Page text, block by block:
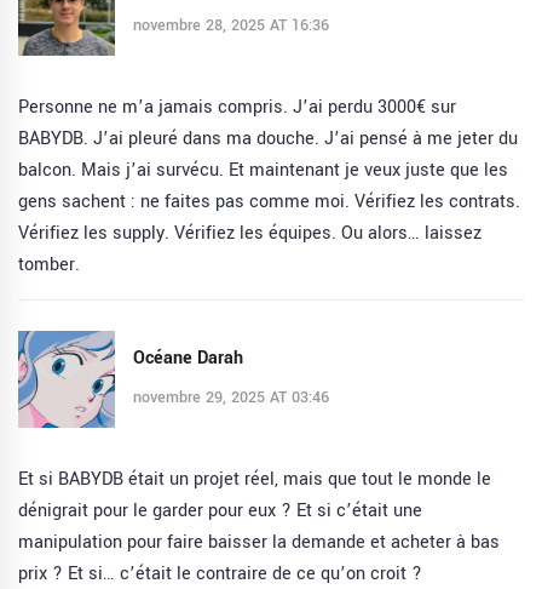
novembre 28, 2025 AT 16:36
Personne ne m’a jamais compris. J’ai perdu 3000€ sur
BABYDB. J’ai pleuré dans ma douche. J’ai pensé à me jeter du
balcon. Mais j’ai survécu. Et maintenant je veux juste que les
gens sachent : ne faites pas comme moi. Vérifiez les contrats.
Vérifiez les supply. Vérifiez les équipes. Ou alors… laissez
tomber.
Océane Darah
novembre 29, 2025 AT 03:46
Et si BABYDB était un projet réel, mais que tout le monde le
dénigrait pour le garder pour eux ? Et si c’était une
manipulation pour faire baisser la demande et acheter à bas
prix ? Et si… c’était le contraire de ce qu’on croit ?